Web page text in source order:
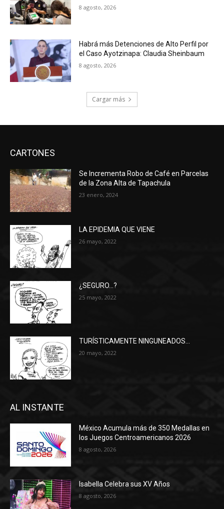
8 agosto, 2026
Habrá más Detenciones de Alto Perfil por
el Caso Ayotzinapa: Claudia Sheinbaum
8 agosto, 2026
Cargar más
CARTONES
Se Incrementa Robo de Café en Parcelas
de la Zona Alta de Tapachula
23 enero, 2024
LA EPIDEMIA QUE VIENE
26 mayo, 2022
¿SEGURO…?
25 mayo, 2022
TURÍSTICAMENTE NINGUNEADOS…
20 mayo, 2022
AL INSTANTE
México Acumula más de 350 Medallas en
los Juegos Centroamericanos 2026
8 agosto, 2026
Isabella Celebra sus XV Años
8 agosto, 2026